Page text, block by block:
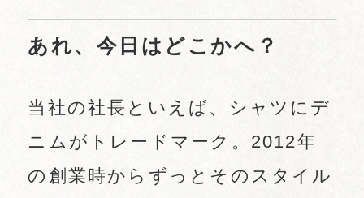
あれ、今日はどこかへ？
当社の社長といえば、シャツにデ
ニムがトレードマーク。2012年
の創業時からずっとそのスタイル